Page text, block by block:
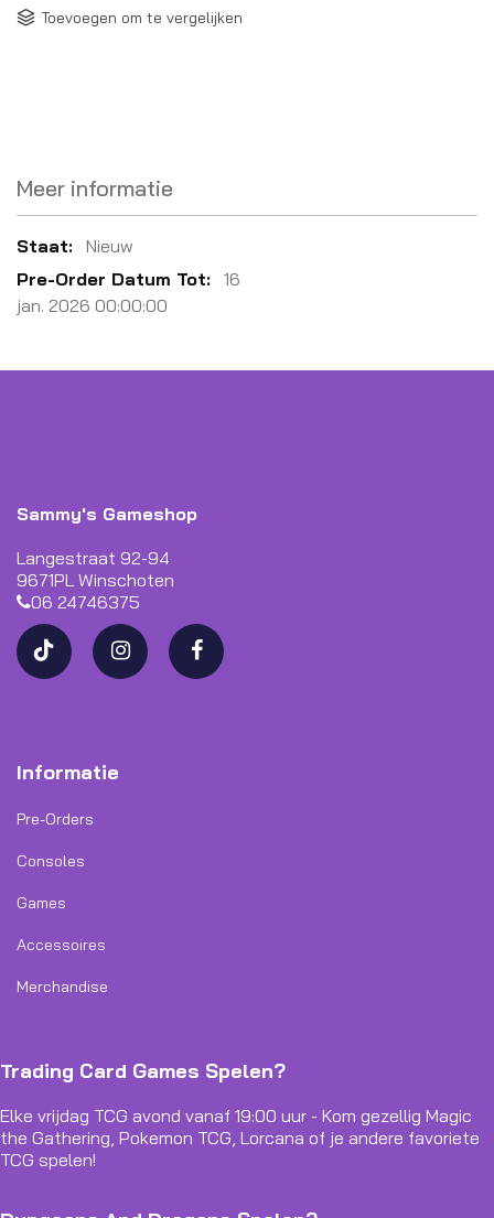
Toevoegen om te vergelijken
Meer informatie
Meer
informatie
Nieuw
16
jan. 2026 00:00:00
Sammy's Gameshop
Langestraat 92-94
9671PL Winschoten
06 24746375
Informatie
Pre-Orders
Consoles
Games
Accessoires
Merchandise
Trading Card Games Spelen?
Elke vrijdag TCG avond vanaf 19:00 uur - Kom gezellig Magic
the Gathering, Pokemon TCG, Lorcana of je andere favoriete
TCG spelen!